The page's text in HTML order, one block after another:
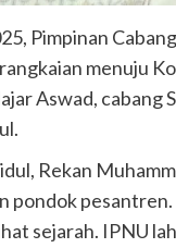
Pimpinan
menuju
Aswad, cabang
Rekan
pesantren.
sejarah. IPNU